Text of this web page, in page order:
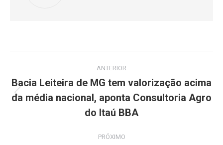
ANTERIOR
Bacia Leiteira de MG tem valorização acima
da média nacional, aponta Consultoria Agro
do Itaú BBA
PRÓXIMO